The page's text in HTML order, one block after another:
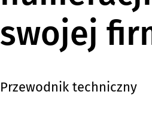
swojej
Przewodnik techniczny